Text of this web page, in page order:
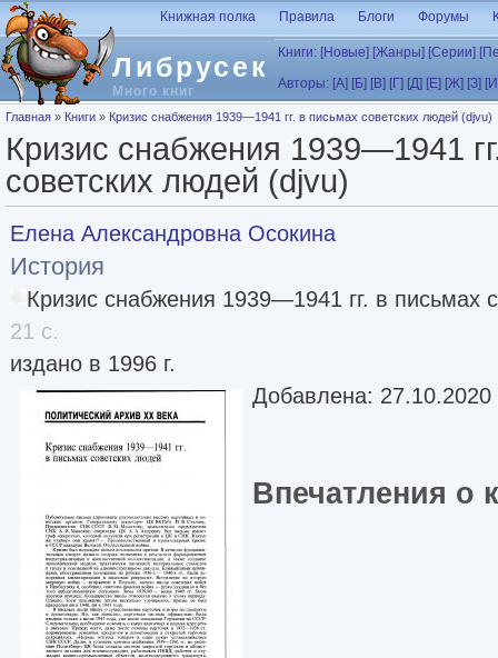
Перейти к основному содержанию
Либрусек
Много книг
Книжная полка Правила Блоги Форумы
Книги: [Новые] [Жанры] [Серии]
Авторы: [А] [Б] [В] [Г] [Д] [Е] [Ж] [З]
Вы здесь
Главная » Книги » Кризис снабжения 1939—1941 гг. в письмах советских людей (djvu)
Кризис снабжения 1939—1941
советских людей (djvu)
Елена Александровна Осокина
История
Кризис снабжения 1939—1941 гг. в письмах
21 с.
издано в 1996 г.
Добавлена: 27.10.2020
Впечатления о